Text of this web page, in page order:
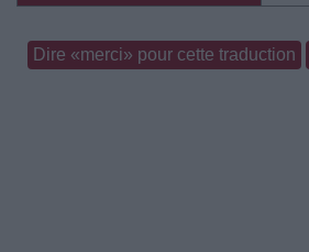
Dire «merci» pour cette traduction